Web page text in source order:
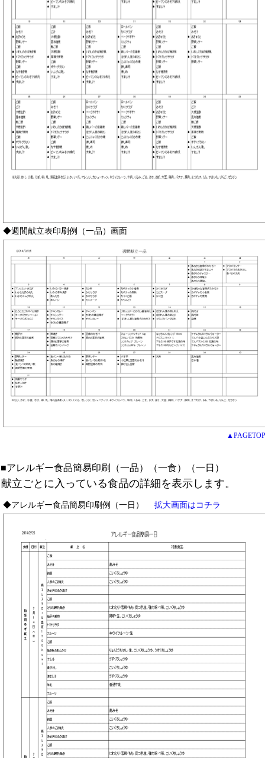
◆週間献立表印刷例（一品）画面
▲PAGETOP
■アレルギー食品簡易印刷（一品）（一食）（一日）
献立ごとに入っている食品の詳細を表示します。
◆アレルギー食品簡易印刷例（一日） 拡大画面はコチラ